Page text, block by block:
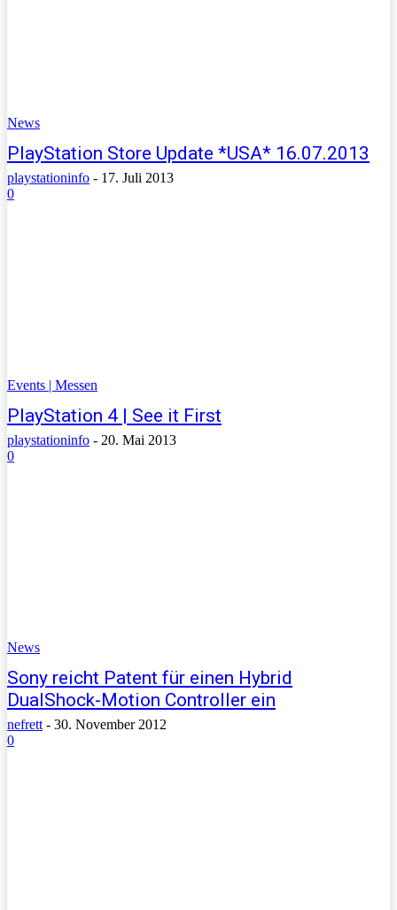
News
PlayStation Store Update *USA* 16.07.2013
playstationinfo - 17. Juli 2013
0
Events | Messen
PlayStation 4 | See it First
playstationinfo - 20. Mai 2013
0
News
Sony reicht Patent für einen Hybrid
DualShock-Motion Controller ein
nefrett - 30. November 2012
0